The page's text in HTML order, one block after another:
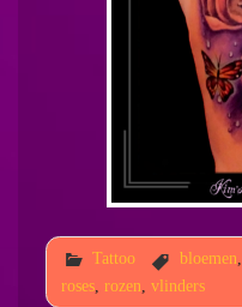
Tattoo bloemen,
roses, rozen vlinders